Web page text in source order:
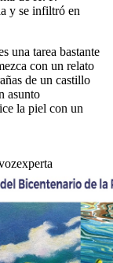
y se infiltró en
una tarea bastante
con un relato
de un castillo
asunto
la piel con un